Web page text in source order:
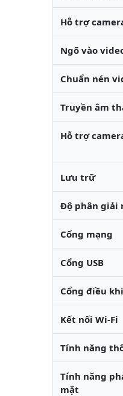
Hỗ trợ
Ngõ vào
Chuẩn nén
Truyền âm
Hỗ trợ
Lưu trữ
Độ phân giải
Cổng mạng
Cổng USB
Cổng điều
Kết nối Wi-Fi
Tính năng
Tính năng
mặt